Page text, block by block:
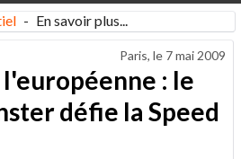
- En savoir plus...
Paris, le 7 mai 2009
l'européenne : le
défie la Speed